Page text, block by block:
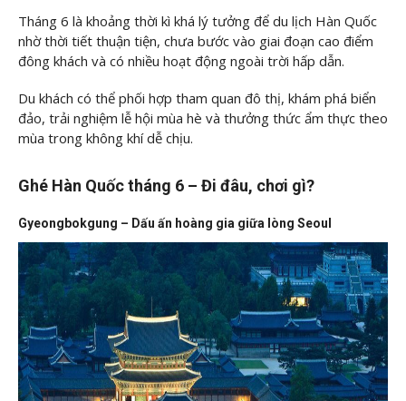
Tháng 6 là khoảng thời kì khá lý tưởng để du lịch Hàn Quốc
nhờ thời tiết thuận tiện, chưa bước vào giai đoạn cao điểm
đông khách và có nhiều hoạt động ngoài trời hấp dẫn.
Du khách có thể phối hợp tham quan đô thị, khám phá biển
đảo, trải nghiệm lễ hội mùa hè và thưởng thức ẩm thực theo
mùa trong không khí dễ chịu.
Ghé Hàn Quốc tháng 6 – Đi đâu, chơi gì?
Gyeongbokgung – Dấu ấn hoàng gia giữa lòng Seoul